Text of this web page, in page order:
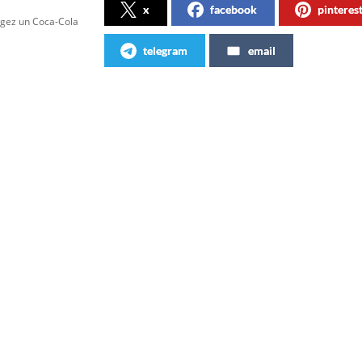
un Coca-Cola
x facebook pinterest
telegram email